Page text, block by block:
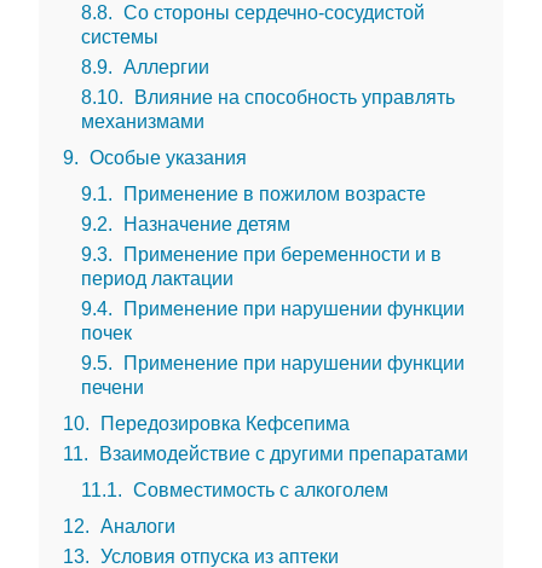
8.8
Со стороны сердечно-сосудистой
системы
8.9
Аллергии
8.10
Влияние на способность управлять
механизмами
9
Особые указания
9.1
Применение в пожилом возрасте
9.2
Назначение детям
9.3
Применение при беременности и в
период лактации
9.4
Применение при нарушении функции
почек
9.5
Применение при нарушении функции
печени
10
Передозировка Кефсепима
11
Взаимодействие с другими препаратами
11.1
Совместимость с алкоголем
12
Аналоги
13
Условия отпуска из аптеки